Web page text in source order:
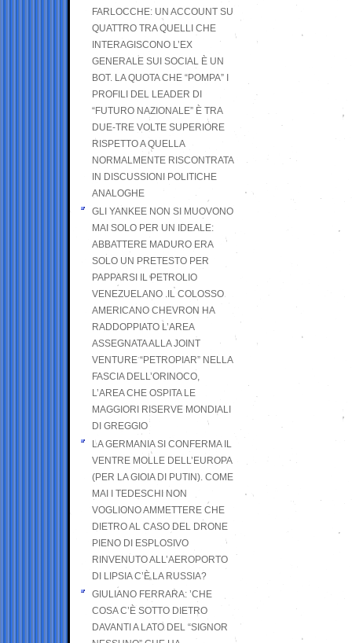
FARLOCCHE: UN ACCOUNT SU
QUATTRO TRA QUELLI CHE
INTERAGISCONO L’EX
GENERALE SUI SOCIAL È UN
BOT. LA QUOTA CHE “POMPA” I
PROFILI DEL LEADER DI
“FUTURO NAZIONALE” È TRA
DUE-TRE VOLTE SUPERIORE
RISPETTO A QUELLA
NORMALMENTE RISCONTRATA
IN DISCUSSIONI POLITICHE
ANALOGHE
GLI YANKEE NON SI MUOVONO
MAI SOLO PER UN IDEALE:
ABBATTERE MADURO ERA
SOLO UN PRETESTO PER
PAPPARSI IL PETROLIO
VENEZUELANO .IL COLOSSO
AMERICANO CHEVRON HA
RADDOPPIATO L’AREA
ASSEGNATA ALLA JOINT
VENTURE “PETROPIAR” NELLA
FASCIA DELL’ORINOCO,
L’AREA CHE OSPITA LE
MAGGIORI RISERVE MONDIALI
DI GREGGIO
LA GERMANIA SI CONFERMA IL
VENTRE MOLLE DELL’EUROPA
(PER LA GIOIA DI PUTIN). COME
MAI I TEDESCHI NON
VOGLIONO AMMETTERE CHE
DIETRO AL CASO DEL DRONE
PIENO DI ESPLOSIVO
RINVENUTO ALL’AEROPORTO
DI LIPSIA C’È LA RUSSIA?
GIULIANO FERRARA: ’CHE
COSA C’È SOTTO DIETRO
DAVANTI A LATO DEL “SIGNOR